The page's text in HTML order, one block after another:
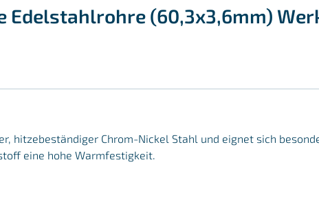
(60,3x3,6mm)
hitzebeständiger Chrom-Nickel Stahl und eignet sich
eine hohe Warmfestigkeit.